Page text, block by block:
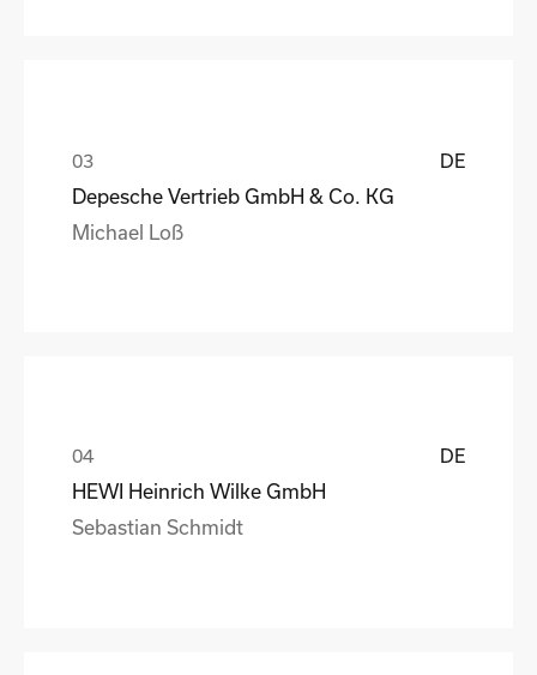
DE
Depesche Vertrieb GmbH & Co. KG
Michael Loß
DE
HEWI Heinrich Wilke GmbH
Sebastian Schmidt